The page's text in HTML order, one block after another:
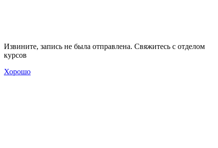
Извините, запись не была отправлена. Свяжитесь с отделом
курсов
Хорошо